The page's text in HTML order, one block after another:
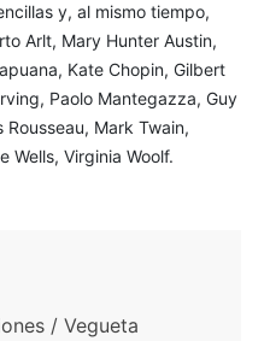
y, al mismo tiempo,
Arlt, Mary Hunter Austin,
Kate Chopin, Gilbert
Paolo Mantegazza, Guy
Mark Twain,
Wells, Virginia Woolf.
/ Vegueta